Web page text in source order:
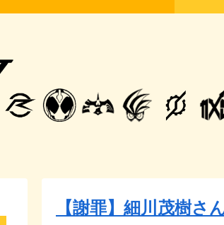
【謝罪】細川茂樹さ